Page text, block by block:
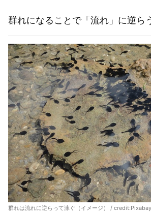
群れになることで「流れ」に逆ら
群れは流れに逆らって泳ぐ（イメージ） / credit:Pixabay